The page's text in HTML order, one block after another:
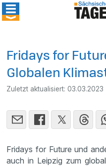
Fridays for
Globalen
Zuletzt aktualisiert:03.03.2023
Fridays for Future und
auch in Leipzig zum